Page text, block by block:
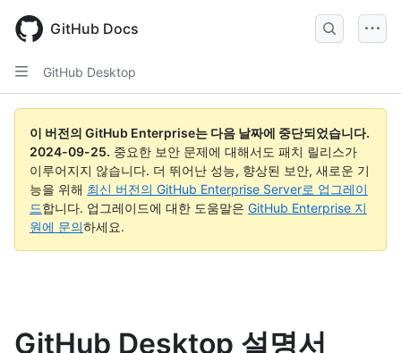
main
content
GitHub Docs
GitHub Desktop
이 버전의 GitHub Enterprise는 다음 날짜에 중단되었습니다.
2024-09-25. 중요한 보안 문제에 대해서도 패치 릴리스가
이루어지지 않습니다. 더 뛰어난 성능, 향상된 보안, 새로운 기
능을 위해 최신 버전의 GitHub Enterprise Server로 업그레이
드합니다. 업그레이드에 대한 도움말은 GitHub Enterprise 지
원에 문의하세요.
GitHub Desktop 설명서